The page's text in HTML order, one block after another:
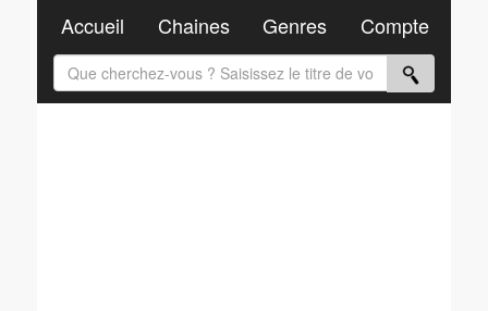
Accueil Chaines Genres Compte